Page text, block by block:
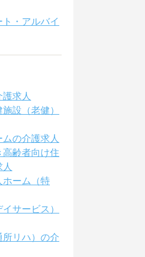
・アルバイ
求人
設（老健）
の介護求人
齢者向け住
ホーム（特
サービス）
リハ）の介